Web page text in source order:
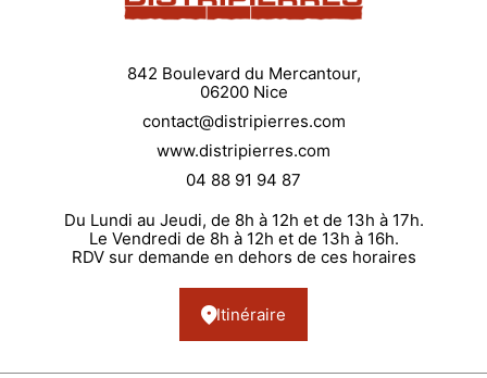
842 Boulevard du Mercantour,
06200 Nice
contact@distripierres.com
www.distripierres.com
04 88 91 94 87
Du Lundi au Jeudi, de 8h à 12h et de 13h à 17h.
Le Vendredi de 8h à 12h et de 13h à 16h.
RDV sur demande en dehors de ces horaires
Itinéraire